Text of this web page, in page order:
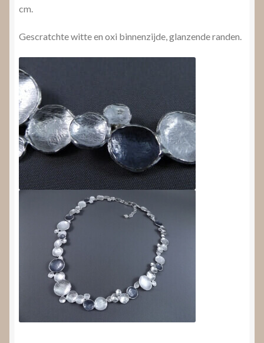
cm.
Gescratchte witte en oxi binnenzijde, glanzende randen.